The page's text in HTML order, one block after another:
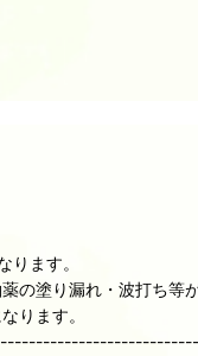
ります。
の塗り漏れ・波打ち等
ります。